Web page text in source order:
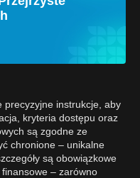
precyzyjne instrukcje, aby
kryteria dostępu oraz
są zgodne ze
chronione – unikalne
są obowiązkowe
– zarówno